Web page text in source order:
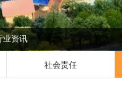
业资讯
社会责任